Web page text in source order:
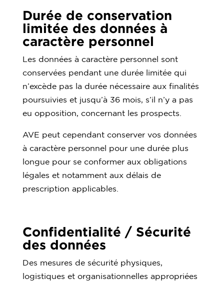
Durée de conservation
limitée des données à
caractère personnel
Les données à caractère personnel sont
conservées pendant une durée limitée qui
n’excède pas la durée nécessaire aux finalités
poursuivies et jusqu’à 36 mois, s’il n’y a pas
eu opposition, concernant les prospects.
AVE peut cependant conserver vos données
à caractère personnel pour une durée plus
longue pour se conformer aux obligations
légales et notamment aux délais de
prescription applicables.
Confidentialité / Sécurité
des données
Des mesures de sécurité physiques,
logistiques et organisationnelles appropriées